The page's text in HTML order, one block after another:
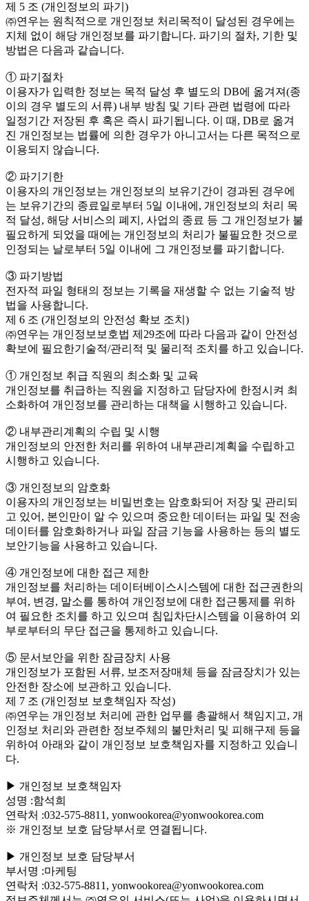
제 5 조 (개인정보의 파기)
㈜연우는 원칙적으로 개인정보 처리목적이 달성된 경우에는
지체 없이 해당 개인정보를 파기합니다. 파기의 절차, 기한 및
방법은 다음과 같습니다.
① 파기절차
이용자가 입력한 정보는 목적 달성 후 별도의 DB에 옮겨져(종
이의 경우 별도의 서류) 내부 방침 및 기타 관련 법령에 따라
일정기간 저장된 후 혹은 즉시 파기됩니다. 이 때, DB로 옮겨
진 개인정보는 법률에 의한 경우가 아니고서는 다른 목적으로
이용되지 않습니다.
② 파기기한
이용자의 개인정보는 개인정보의 보유기간이 경과된 경우에
는 보유기간의 종료일로부터 5일 이내에, 개인정보의 처리 목
적 달성, 해당 서비스의 폐지, 사업의 종료 등 그 개인정보가 불
필요하게 되었을 때에는 개인정보의 처리가 불필요한 것으로
인정되는 날로부터 5일 이내에 그 개인정보를 파기합니다.
③ 파기방법
전자적 파일 형태의 정보는 기록을 재생할 수 없는 기술적 방
법을 사용합니다.
제 6 조 (개인정보의 안전성 확보 조치)
㈜연우는 개인정보보호법 제29조에 따라 다음과 같이 안전성
확보에 필요한기술적/관리적 및 물리적 조치를 하고 있습니다.
① 개인정보 취급 직원의 최소화 및 교육
개인정보를 취급하는 직원을 지정하고 담당자에 한정시켜 최
소화하여 개인정보를 관리하는 대책을 시행하고 있습니다.
② 내부관리계획의 수립 및 시행
개인정보의 안전한 처리를 위하여 내부관리계획을 수립하고
시행하고 있습니다.
③ 개인정보의 암호화
이용자의 개인정보는 비밀번호는 암호화되어 저장 및 관리되
고 있어, 본인만이 알 수 있으며 중요한 데이터는 파일 및 전송
데이터를 암호화하거나 파일 잠금 기능을 사용하는 등의 별도
보안기능을 사용하고 있습니다.
④ 개인정보에 대한 접근 제한
개인정보를 처리하는 데이터베이스시스템에 대한 접근권한의
부여, 변경, 말소를 통하여 개인정보에 대한 접근통제를 위하
여 필요한 조치를 하고 있으며 침입차단시스템을 이용하여 외
부로부터의 무단 접근을 통제하고 있습니다.
⑤ 문서보안을 위한 잠금장치 사용
개인정보가 포함된 서류, 보조저장매체 등을 잠금장치가 있는
안전한 장소에 보관하고 있습니다.
제 7 조 (개인정보 보호책임자 작성)
㈜연우는 개인정보 처리에 관한 업무를 총괄해서 책임지고, 개
인정보 처리와 관련한 정보주체의 불만처리 및 피해구제 등을
위하여 아래와 같이 개인정보 보호책임자를 지정하고 있습니
다.
▶ 개인정보 보호책임자
성명 :함석희
연락처 :032-575-8811, yonwookorea@yonwookorea.com
※ 개인정보 보호 담당부서로 연결됩니다.
▶ 개인정보 보호 담당부서
부서명 :마케팅
연락처 :032-575-8811, yonwookorea@yonwookorea.com